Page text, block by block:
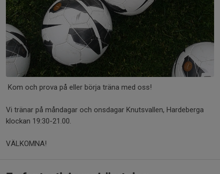
Kom och prova på eller börja träna med oss!
Vi tränar på måndagar och onsdagar Knutsvallen, Hardeberga
klockan 19:30-21.00.
VÄLKOMNA!